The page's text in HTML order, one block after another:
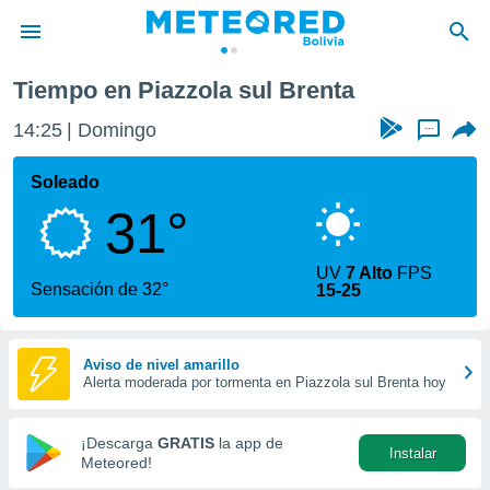
de
ha
calidad.
a este
las
y
forma
digital
basada
Tiempo en Piazzola sul Brenta
14:25 Domingo ...
Soleado
31°
Sensación de 32°
UV7 Alto FPS
15-25
Aviso de nivel amarillo
Alerta moderada por tormenta en Piazzola sul Brenta hoy
¡Descarga GRATIS la app de
Meteored!
Instalar